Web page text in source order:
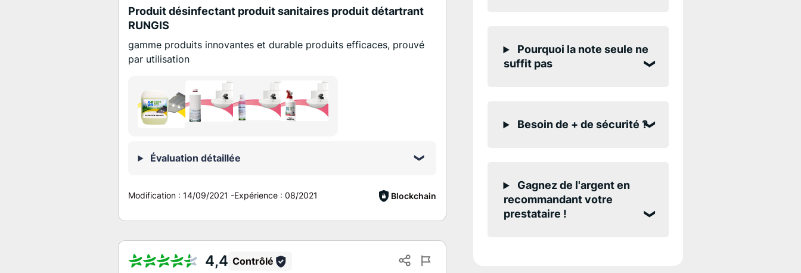
Produit désinfectant produit sanitaires produit détartrant
RUNGIS
gamme produits innovantes et durable produits efficaces, prouvé
par utilisation
Évaluation détaillée
Modification :14/09/2021 -Expérience :08/2021 Blockchain
4,4 Contrôlé
Pourquoi la note seule ne
suffit pas
Besoin de + de sécurité ?
Gagnez de l'argent en
recommandant votre
prestataire !